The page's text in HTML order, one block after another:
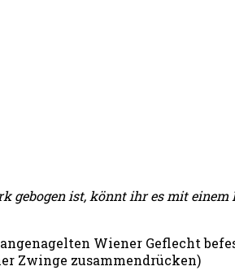
gebogen ist, könnt ihr es mit
Wiener Geflecht
Zwinge zusammendrücken)